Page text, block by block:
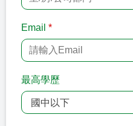
Email *
最高學歷
國中以下